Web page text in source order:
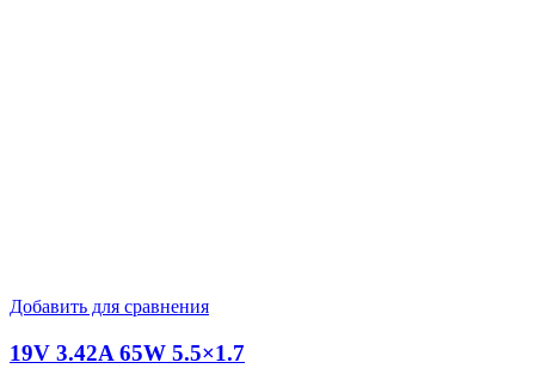
Добавить для сравнения
19V 3.42A 65W 5.5×1.7